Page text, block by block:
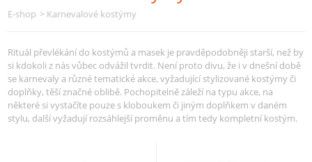
E-shop > Karnevalové kostýmy
Rituál převlékání do kostýmů a masek je pravděpodobněji starší, než by
si kdokoli z nás vůbec odvážil tvrdit. Není proto divu, že i v dnešní době
se karnevaly a různé tematické akce, vyžadující stylizované kostýmy či
doplňky, těší značné oblibě. Pochopitelně záleží na typu akce, na
některé si vystačíte pouze s kloboukem či jiným doplňkem v daném
stylu, další vyžadují rozsáhlejší proměnu a tím tedy kompletní kostým.